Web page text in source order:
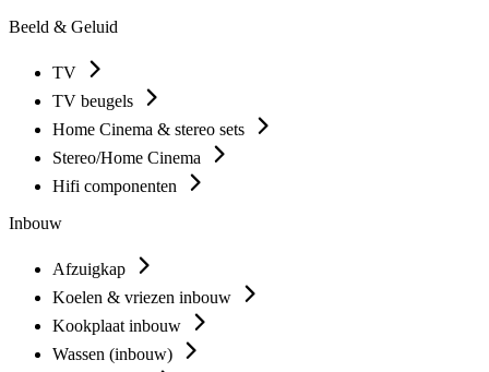
Beeld & Geluid
TV
TV beugels
Home Cinema & stereo sets
Stereo/Home Cinema
Hifi componenten
Inbouw
Afzuigkap
Koelen & vriezen inbouw
Kookplaat inbouw
Wassen (inbouw)